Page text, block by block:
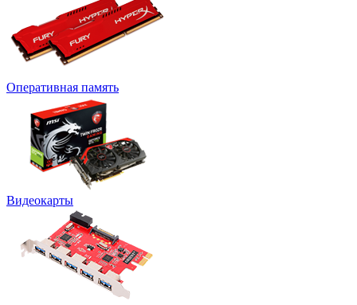
Оперативная память
Видеокарты